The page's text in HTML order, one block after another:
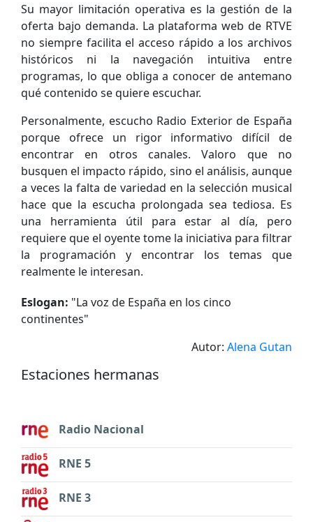
Su mayor limitación operativa es la gestión de la
oferta bajo demanda. La plataforma web de RTVE
no siempre facilita el acceso rápido a los archivos
históricos ni la navegación intuitiva entre
programas, lo que obliga a conocer de antemano
qué contenido se quiere escuchar.
Personalmente, escucho Radio Exterior de España
porque ofrece un rigor informativo difícil de
encontrar en otros canales. Valoro que no
busquen el impacto rápido, sino el análisis, aunque
a veces la falta de variedad en la selección musical
hace que la escucha prolongada sea tediosa. Es
una herramienta útil para estar al día, pero
requiere que el oyente tome la iniciativa para filtrar
la programación y encontrar los temas que
realmente le interesan.
Eslogan: "La voz de España en los cinco
continentes"
Autor: Alena Gutan
Estaciones hermanas
Radio Nacional
RNE 5
RNE 3